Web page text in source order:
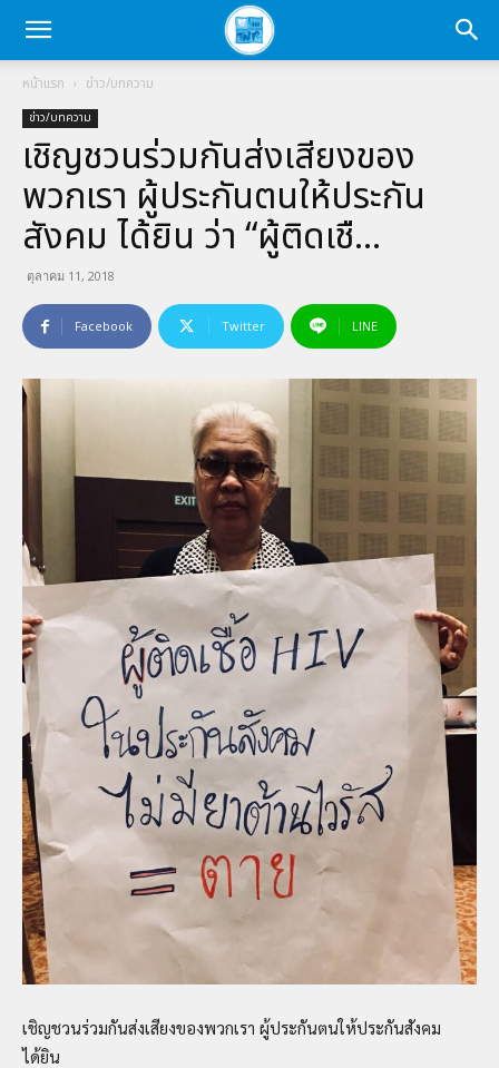
หน้าแรก ข่าว/บทความ
ข่าว/บทความ
เชิญชวนร่วมกันส่งเสียงของ
พวกเรา ผู้ประกันตนให้ประกัน
สังคม ได้ยิน ว่า “ผู้ติดเชื…
ตุลาคม 11, 2018
Facebook Twitter LINE
เชิญชวนร่วมกันส่งเสียงของพวกเรา ผู้ประกันตนให้ประกันสังคม
ได้ยิน